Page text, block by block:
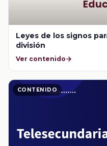
Leyes de los signos
división
Ver contenido
CONTENIDO